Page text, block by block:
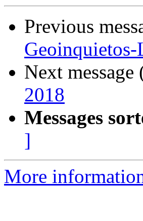
Previous
Geoinquietos-
Next
2018
Messages
]
More